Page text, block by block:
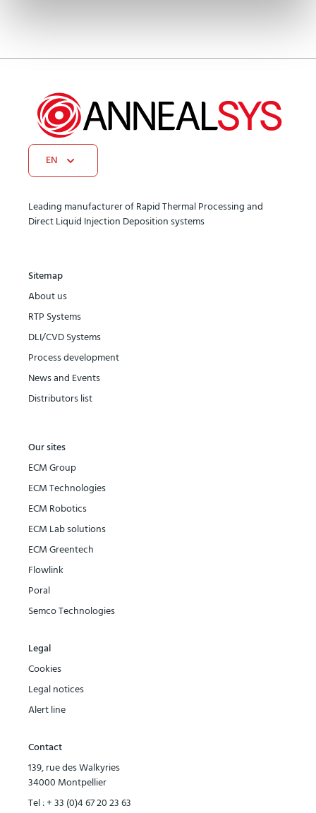
EN
Leading manufacturer of Rapid Thermal Processing and
Direct Liquid Injection Deposition systems
Sitemap
About us
RTP Systems
DLI/CVD Systems
Process development
News and Events
Distributors list
Our sites
ECM Group
ECM Technologies
ECM Robotics
ECM Lab solutions
ECM Greentech
Flowlink
Poral
Semco Technologies
Legal
Cookies
Legal notices
Alert line
Contact
139, rue des Walkyries
34000 Montpellier
Tel :+ 33 (0)4 67 20 23 63